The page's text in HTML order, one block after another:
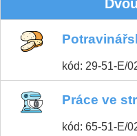
kód: 29-51-E/
Práce ve
kód: 65-51-E/